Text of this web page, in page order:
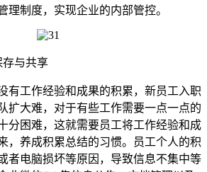
理制度，实现企业的内部管控。
与共享
工作经验和成果的积累，新员工入职
扩大难，对于有些工作需要一点一点的
分困难，这就需要员工将工作经验和成
，养成积累总结的习惯。员工个人的积
者电脑损坏等原因，导致信息不集中等